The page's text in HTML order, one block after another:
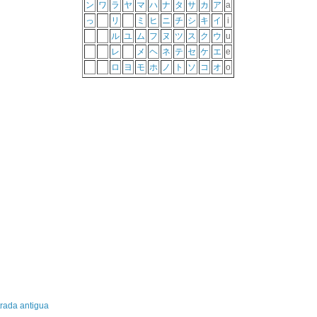
antigua
ン ワ ラ ヤ マ ハ ナ タ サ カ ア a
っ
リ ミ ヒ ニ チ シ キ イ
i
ル ユ ム フ ヌ ツ ス ク ウ u
レ
メ ヘ ネ テ セ ケ エ e
ロ
ヨ モ ホ ノ ト ソ コ オ o